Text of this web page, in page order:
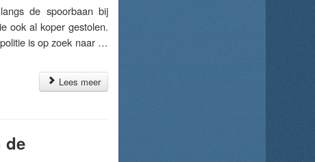
de spoorbaan bij
ook al koper gestolen.
is op zoek naar …
Lees meer
de